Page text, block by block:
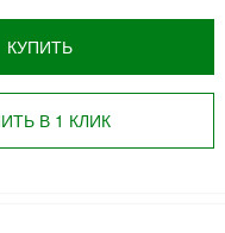
КУПИТЬ
В 1 КЛИК